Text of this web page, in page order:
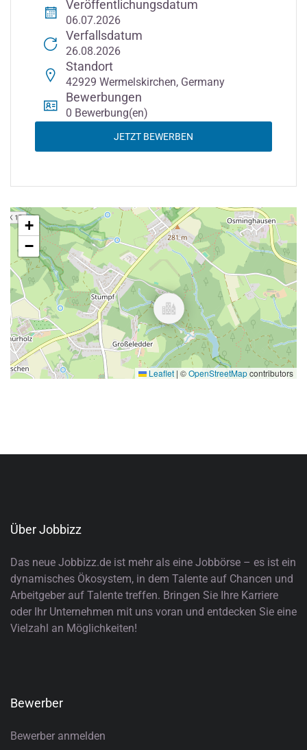
Veröffentlichungsdatum
06.07.2026
Verfallsdatum
26.08.2026
Standort
42929 Wermelskirchen, Germany
Bewerbungen
0 Bewerbung(en)
JETZT BEWERBEN
+
−
Leaflet | ©OpenStreetMapcontributors
Über Jobbizz
Das neue Jobbizz.de ist mehr als eine Jobbörse – es ist ein
dynamisches Ökosystem, in dem Talente auf Chancen und
Arbeitgeber auf Talente treffen. Bringen Sie Ihre Karriere
oder Ihr Unternehmen mit uns voran und entdecken Sie eine
Vielzahl an Möglichkeiten!
Bewerber
Bewerber anmelden